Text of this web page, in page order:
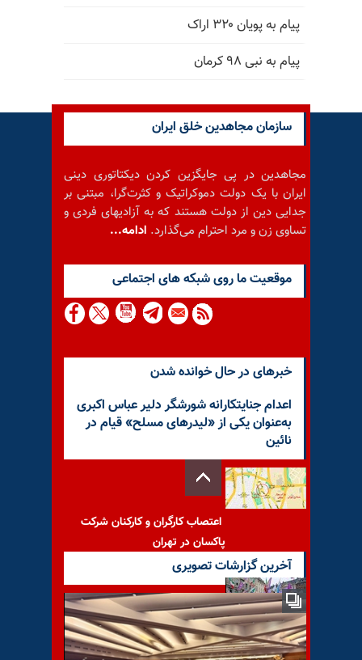
پیام به پویان ۳۲۰ اراک
پیام به نبی ۹۸ کرمان
سازمان مجاهدین خلق ایران
مجاهدین در پی جایگزین کردن دیکتاتوری دینی
ایران با یک دولت دموکراتیک و کثرت‌گرا، مبتنی بر
جدایی دین از دولت هستند که به آزادیهای فردی و
تساوی زن و مرد احترام می‌گذارد. ادامه...
موقعيت ما روى شبكه هاى اجتماعى
خبرهای در حال خوانده شدن
اعدام جنایتکارانه شورشگر دلیر عباس اکبری
به‌عنوان یکی از «لیدرهای مسلح» قیام در
نائین
اعتصاب کارگران و کارکنان شرکت
پاکسان در تهران
تظاهرات هواداران مجاهدین در
آخرین گزارشات تصویری